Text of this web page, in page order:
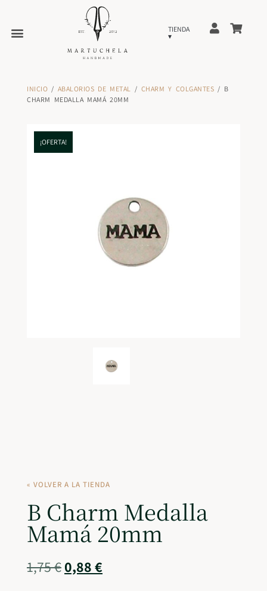
INICIO / ABALORIOS DE METAL / CHARM Y COLGANTES / B
CHARM MEDALLA MAMÁ 20MM
¡OFERTA!
¡OFERTA!
« VOLVER A LA TIENDA
B Charm Medalla
Mamá 20mm
1,75€0,88€